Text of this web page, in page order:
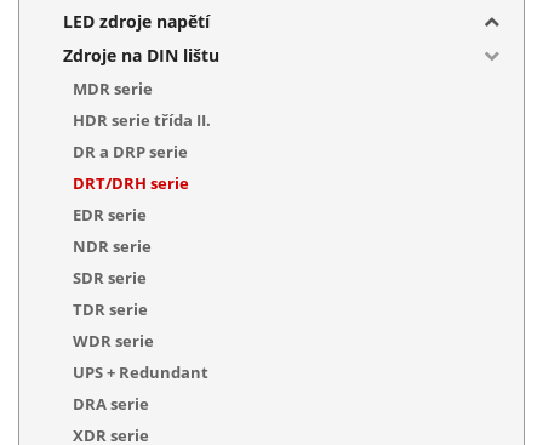
LED zdroje napětí
Zdroje na DIN lištu
MDR serie
HDR serie třída II.
DR a DRP serie
DRT/DRH serie
EDR serie
NDR serie
SDR serie
TDR serie
WDR serie
UPS + Redundant
DRA serie
XDR serie